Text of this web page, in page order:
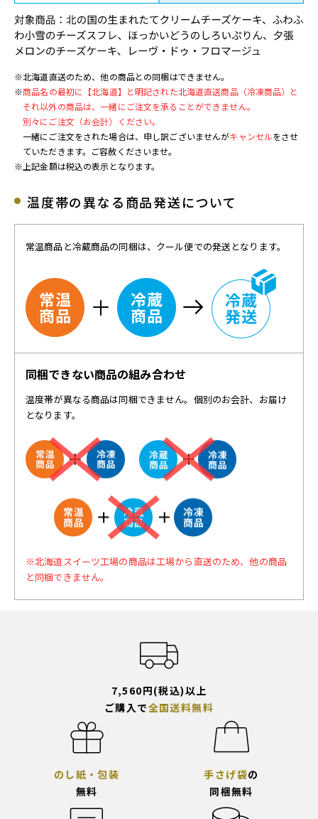
※北海道直送のため、他の商品との同梱はできません。
※商品名の最初に【北海道】と明記された北海道直送商品（冷凍商品）と
それ以外の商品は、一緒にご注文を承ることができません。
別々にご注文（お会計）ください。
一緒にご注文をされた場合は、申し訳ございませんがキャンセルをさせ
ていただきます。ご容赦くださいませ。
※上記金額は税込の表示となります。
温度帯の異なる商品発送について
常温商品と冷蔵商品の同梱は、クール便での発送となります。
同梱できない商品の組み合わせ
温度帯が異なる商品は同梱できません。個別のお会計、お届け
となります。
※北海道スイーツ工場の商品は工場から直送のため、他の商品
と同梱できません。
7,560円(税込)以上
ご購入で全国送料無料
のし紙・包装
無料
手さげ袋の
同梱無料